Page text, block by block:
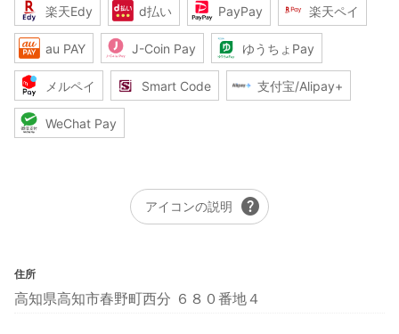
楽天Edy d払い PayPay 楽天ペイ
au PAY J-Coin Pay ゆうちょPay
メルペイ Smart Code 支付宝/Alipay+
WeChat Pay
アイコンの説明 help
住所
高知県高知市春野町西分 ６８０番地４